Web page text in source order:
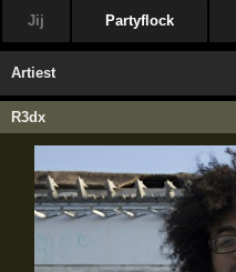
Jij Partyflock
Artiest
R3dx